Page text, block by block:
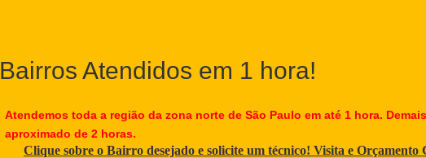
Bairros Atendidos em 1 hora!
Atendemos toda a região da zona norte de São Paulo em até 1 hora.
aproximado de 2 horas.
Clique sobre o Bairro desejado e solicite um técnico! Visita e Orçamento